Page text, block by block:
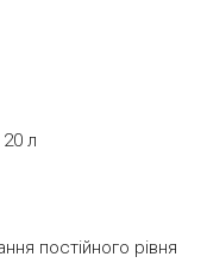
л
постійного рівня